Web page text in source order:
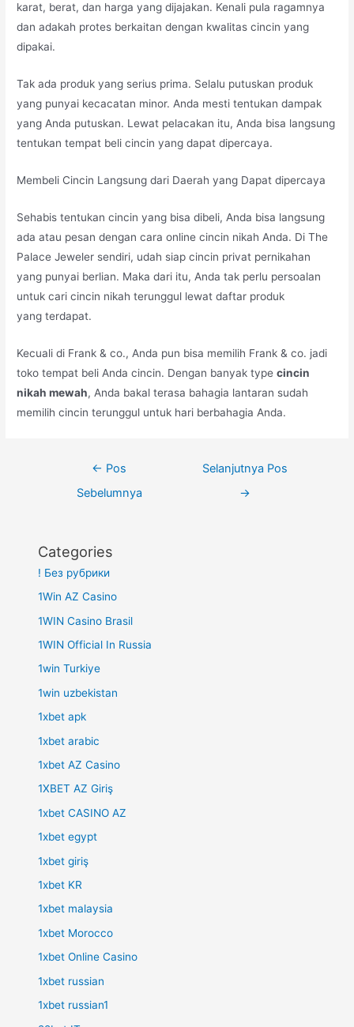
karat, berat, dan harga yang dijajakan. Kenali pula ragamnya
dan adakah protes berkaitan dengan kwalitas cincin yang
dipakai.
Tak ada produk yang serius prima. Selalu putuskan produk
yang punyai kecacatan minor. Anda mesti tentukan dampak
yang Anda putuskan. Lewat pelacakan itu, Anda bisa langsung
tentukan tempat beli cincin yang dapat dipercaya.
Membeli Cincin Langsung dari Daerah yang Dapat dipercaya
Sehabis tentukan cincin yang bisa dibeli, Anda bisa langsung
ada atau pesan dengan cara online cincin nikah Anda. Di The
Palace Jeweler sendiri, udah siap cincin privat pernikahan
yang punyai berlian. Maka dari itu, Anda tak perlu persoalan
untuk cari cincin nikah terunggul lewat daftar produk
yang terdapat.
Kecuali di Frank & co., Anda pun bisa memilih Frank & co. jadi
toko tempat beli Anda cincin. Dengan banyak typecincin
nikah mewah, Anda bakal terasa bahagia lantaran sudah
memilih cincin terunggul untuk hari berbahagia Anda.
← Pos
Sebelumnya
Selanjutnya Pos
→
Categories
! Без рубрики
1Win AZ Casino
1WIN Casino Brasil
1WIN Official In Russia
1win Turkiye
1win uzbekistan
1xbet apk
1xbet arabic
1xbet AZ Casino
1XBET AZ Giriş
1xbet CASINO AZ
1xbet egypt
1xbet giriş
1xbet KR
1xbet malaysia
1xbet Morocco
1xbet Online Casino
1xbet russian
1xbet russian1